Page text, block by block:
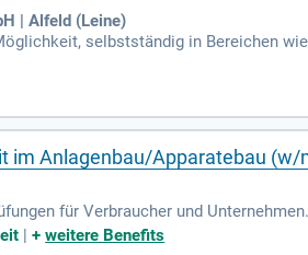
| Alfeld (Leine)
selbstständig in Bereichen
begleitet von
und eine hohe Teamfähigkeit sind
sind gefragt. Bewerben Sie sich
im Anlagenbau/Apparatebau (w/
für Verbraucher und
Anlagensicherheit. Dazu zählen die
|+weitere Benefits